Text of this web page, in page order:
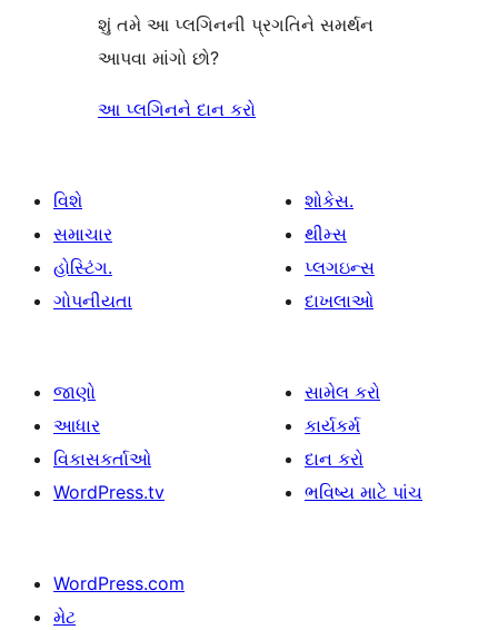
શું તમે આ પ્લગિનની પ્રગતિને સમર્થન
આપવા માંગો છો?
આ પ્લગિનને દાન કરો
વિશે
સમાચાર
હોસ્ટિંગ.
ગોપનીયતા
શોકેસ.
થીમ્સ
પ્લગઇન્સ
દાખલાઓ
જાણો
આધાર
વિકાસકર્તાઓ
WordPress.tv
સામેલ કરો
કાર્યકર્મ
દાન કરો
ભવિષ્ય માટે પાંચ
WordPress.com
મેટ